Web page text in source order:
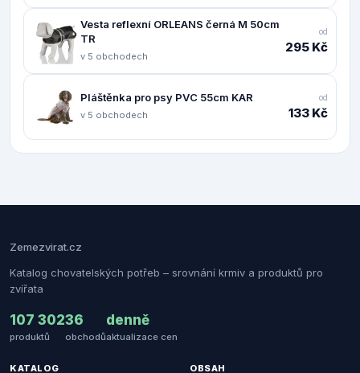
Vesta reflexní ORLEANS černá M 50cm
TR
v 5 obchodech
od
295 Kč
Pláštěnka pro psy PVC 55cm KAR
v 5 obchodech
od
133 Kč
Zemezvirat.cz
Katalog chovatelských potřeb – srovnání krmiv a produktů pro
zvířata
107 302
produktů
36
obchodů
denně
aktualizace cen
KATALOG OBSAH